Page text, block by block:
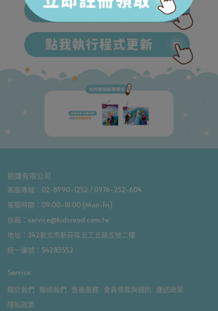
凱婕有限公司
客服專線：02-8990-1252 / 0976-252-604
客服時間：09:00-18:00 (Mon-Fri)
信箱：service@kidsread.com.tw
地址：242新北市新莊區五工五路五號二樓
統一編號：54283552
Service
關於我們 聯絡我們 售後服務 會員條款與細則
運送政策
隱私政策